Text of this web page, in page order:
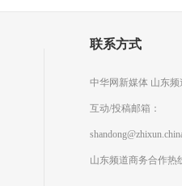
联系方式
中华网新媒体 山东频
互动/投稿邮箱：
山东频道商务合作热